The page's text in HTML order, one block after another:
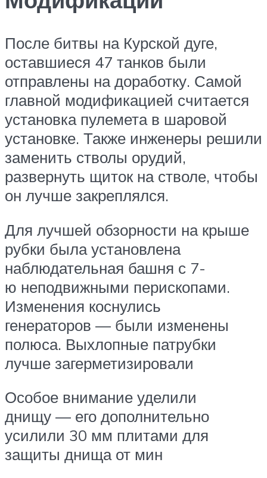
После битвы на Курской дуге,
оставшиеся 47 танков были
отправлены на доработку. Самой
главной модификацией считается
установка пулемета в шаровой
установке. Также инженеры решили
заменить стволы орудий,
развернуть щиток на стволе, чтобы
он лучше закреплялся.
Для лучшей обзорности на крыше
рубки была установлена
наблюдательная башня с 7-
ю неподвижными перископами.
Изменения коснулись
генераторов — были изменены
полюса. Выхлопные патрубки
лучше загерметизировали
Особое внимание уделили
днищу — его дополнительно
усилили 30 мм плитами для
защиты днища от мин